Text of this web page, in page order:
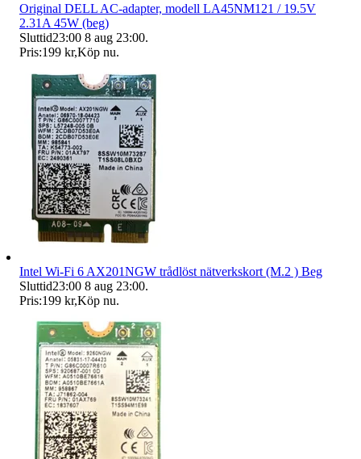
Original DELL AC-adapter, modell LA45NM121 / 19.5V
2.31A 45W (beg)
Sluttid23:00 8 aug 23:00.
Pris:199 kr,Köp nu.
Intel Wi-Fi 6 AX201NGW trådlöst nätverkskort (M.2 ) Beg
Sluttid23:00 8 aug 23:00.
Pris:199 kr,Köp nu.